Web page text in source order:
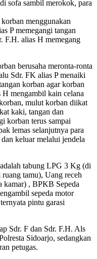
sofa sambil merokok, para
menggunakan
P memegangi tangan
F.H. alias H memegang
berusaha meronta-ronta
Sdr. FK alias P menaiki
korban agar korban
mengambil kain celana
mulut korban diikat
kaki, tangan dan
korban terus sampai
lemas selanjutnya para
keluar melalui jendela
tabung LPG 3 Kg (di
tamu), Uang receh
kamar) , BPKB Sepeda
sepeda motor
pintu garasi
Sdr. F dan Sdr. F.H. Als
Sidoarjo, sedangkan
petugas.